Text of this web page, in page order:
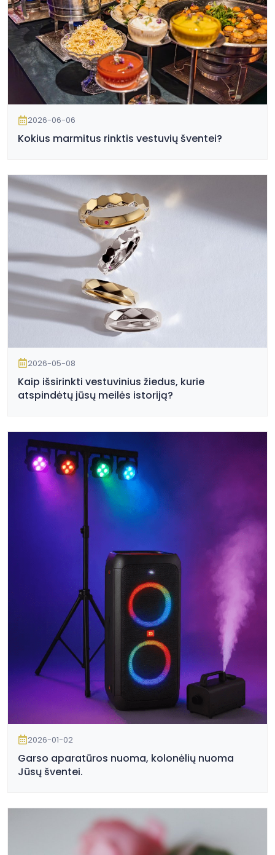
2026-06-06
Kokius marmitus rinktis vestuvių šventei?
2026-05-08
Kaip išsirinkti vestuvinius žiedus, kurie
atspindėtų jūsų meilės istoriją?
2026-01-02
Garso aparatūros nuoma, kolonėlių nuoma
Jūsų šventei.